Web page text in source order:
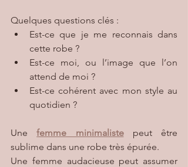
Quelques questions clés :
Est-ce que je me reconnais dans
cette robe ?
Est-ce moi, ou l’image que l’on
attend de moi ?
Est-ce cohérent avec mon style au
quotidien ?
Une femme minimaliste
peut être
sublime dans une robe très épurée.
Une femme audacieuse peut assumer